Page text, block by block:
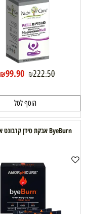
₪222.50
₪99.90
הוסף לסל
ByeBurn אבקת סידן קרבונט אמורפי